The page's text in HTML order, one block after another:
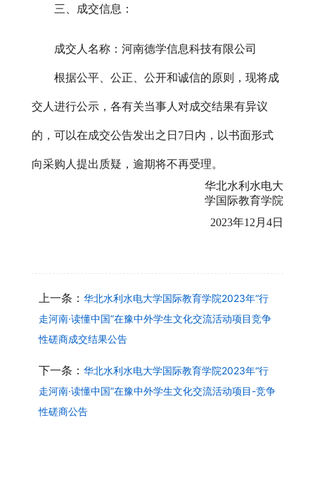
三、成交信息：
成交人名称：河南德学信息科技有限公司
根据公平、公正、公开和诚信的原则，现将成
交人进行公示，各有关当事人对成交结果有异议
的，可以在成交公告发出之日 7日内，以书面形式
向采购人提出质疑，逾期将不再受理。
华北水利水电大
学国际教育学院
2023年12月4日
上一条： 华北水利水电大学国际教育学院2023年“行
走河南·读懂中国”在豫中外学生文化交流活动项目竞争
性磋商成交结果公告
下一条： 华北水利水电大学国际教育学院2023年“行
走河南·读懂中国”在豫中外学生文化交流活动项目-竞争
性磋商公告